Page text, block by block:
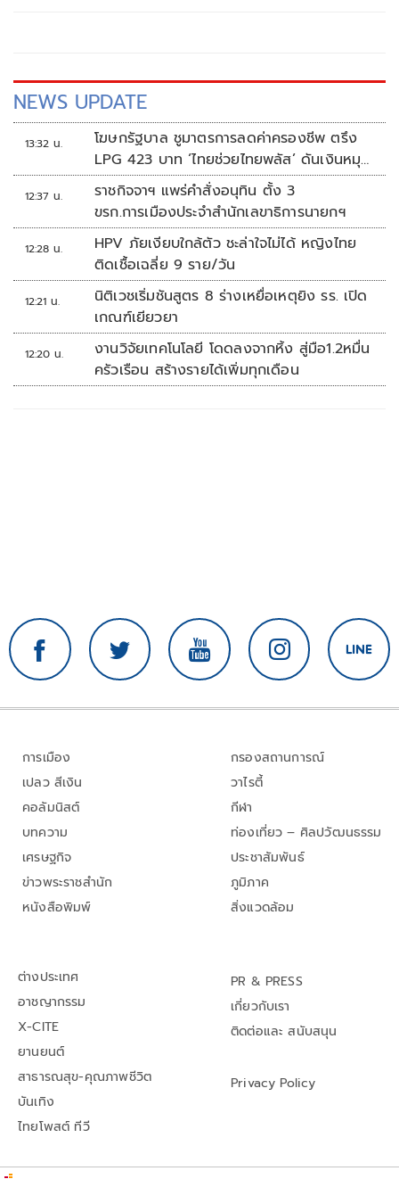
NEWS UPDATE
13:32 น.
โฆษกรัฐบาล ชูมาตรการลดค่าครองชีพ ตรึง
LPG 423 บาท ‘ไทยช่วยไทยพลัส’ ดันเงินหมุน
แสนล้าน
12:37 น.
ราชกิจจาฯ แพร่คำสั่งอนุทิน ตั้ง 3
ขรก.การเมืองประจำสำนักเลขาธิการนายกฯ
12:28 น.
HPV ภัยเงียบใกล้ตัว ชะล่าใจไม่ได้ หญิงไทย
ติดเชื้อเฉลี่ย 9 ราย/วัน
12:21 น.
นิติเวชเริ่มชันสูตร 8 ร่างเหยื่อเหตุยิง รร. เปิด
เกณฑ์เยียวยา
12:20 น.
งานวิจัยเทคโนโลยี โดดลงจากหิ้ง สู่มือ1.2หมื่น
ครัวเรือน สร้างรายได้เพิ่มทุกเดือน
การเมือง
เปลว สีเงิน
คอลัมนิสต์
บทความ
เศรษฐกิจ
ข่าวพระราชสำนัก
หนังสือพิมพ์
กรองสถานการณ์
วาไรตี้
กีฬา
ท่องเที่ยว – ศิลปวัฒนธรรม
ประชาสัมพันธ์
ภูมิภาค
สิ่งแวดล้อม
ต่างประเทศ
อาชญากรรม
X-CITE
ยานยนต์
สาธารณสุข-คุณภาพชีวิต
บันเทิง
ไทยโพสต์ ทีวี
PR & PRESS
เกี่ยวกับเรา
ติดต่อและ สนับสนุน
Privacy Policy